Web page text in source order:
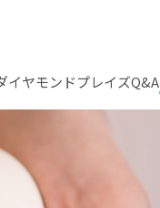
イヤモンドプレイズQ&A